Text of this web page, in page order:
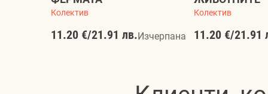
Колектив
11.20 €/21.91 лв.Изчерпана
Колектив
11.20 €/21.91